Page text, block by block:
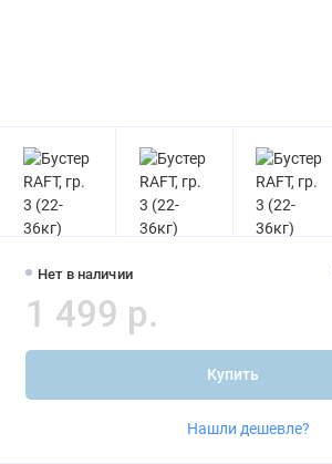
Нет в наличии
1 499 р.
Купить
Нашли дешевле?